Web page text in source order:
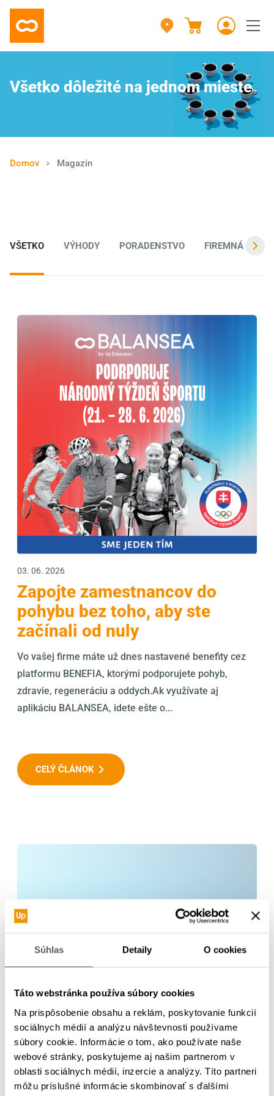
Súhlas Detaily O cookies
Táto webstránka používa súbory cookies
Na prispôsobenie obsahu a reklám, poskytovanie funkcií
sociálnych médií a analýzu návštevnosti používame
súbory cookie. Informácie o tom, ako používate naše
webové stránky, poskytujeme aj našim partnerom v
oblasti sociálnych médií, inzercie a analýzy. Títo partneri
môžu príslušné informácie skombinovať s ďalšími
Všetko dôležité na jednom mieste
Domov Magazín
VŠETKO VÝHODY PORADENSTVO FIREMNÁ
03. 06. 2026
Zapojte zamestnancov do
pohybu bez toho, aby ste
začínali od nuly
Vo vašej firme máte už dnes nastavené benefity cez
platformu BENEFIA, ktorými podporujete pohyb,
zdravie, regeneráciu a oddych.Ak využívate aj
aplikáciu BALANSEA, idete ešte o...
CELÝ ČLÁNOK